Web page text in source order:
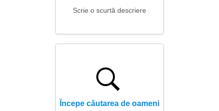
Scrie o scurtă descriere
Începe căutarea de oameni